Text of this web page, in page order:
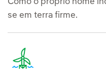
se em terra firme.